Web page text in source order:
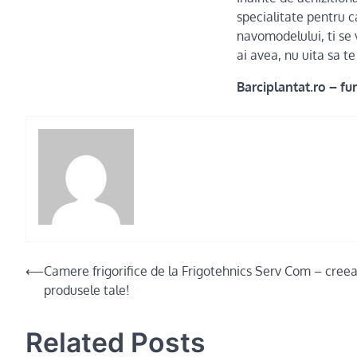
specialitate pentru
navomodelului, ti
ai avea, nu uita sa
Barciplantat.ro –
Post
navigation
⟵Camere frigorifice de la Frigotehnics Serv Com –
produsele tale!
Related Posts